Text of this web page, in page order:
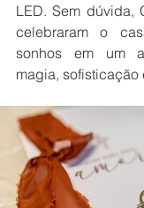
LED. Sem dúvida,
celebraram o
sonhos em um
magia, sofisticação